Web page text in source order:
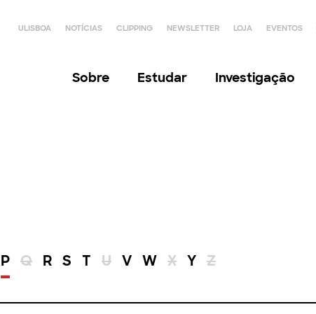
ULISBOA NOTÍCIAS CLIPPING NEWSLETTER LOJA EVENTOS
Sobre Estudar Investigação
P Q R S T U V W X Y Z